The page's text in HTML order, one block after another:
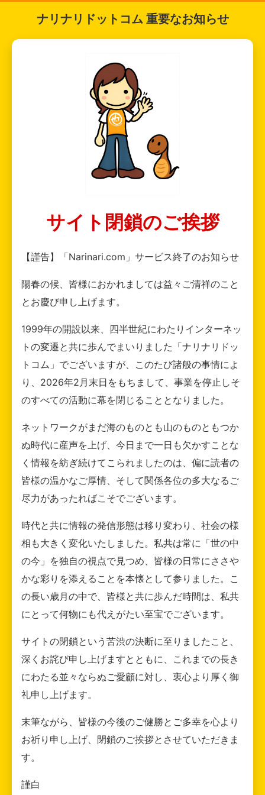
ナリナリドットコム 重要なお知らせ
サイト閉鎖のご挨拶
【謹告】「Narinari.com」サービス終了のお知らせ
陽春の候、皆様におかれましては益々ご清祥のこと
とお慶び申し上げます。
1999年の開設以来、四半世紀にわたりインターネッ
トの変遷と共に歩んでまいりました「ナリナリドッ
トコム」でございますが、このたび諸般の事情によ
り、2026年2月末日をもちまして、事業を停止しそ
のすべての活動に幕を閉じることとなりました。
ネットワークがまだ海のものとも山のものともつか
ぬ時代に産声を上げ、今日まで一日も欠かすことな
く情報を紡ぎ続けてこられましたのは、偏に読者の
皆様の温かなご厚情、そして関係各位の多大なるご
尽力があったればこそでございます。
時代と共に情報の発信形態は移り変わり、社会の様
相も大きく変化いたしました。私共は常に「世の中
の今」を独自の視点で見つめ、皆様の日常にささや
かな彩りを添えることを本懐として参りました。こ
の長い歳月の中で、皆様と共に歩んだ時間は、私共
にとって何物にも代えがたい至宝でございます。
サイトの閉鎖という苦渋の決断に至りましたこと、
深くお詫び申し上げますとともに、これまでの長き
にわたる並々ならぬご愛顧に対し、衷心より厚く御
礼申し上げます。
末筆ながら、皆様の今後のご健勝とご多幸を心より
お祈り申し上げ、閉鎖のご挨拶とさせていただきま
す。
謹白